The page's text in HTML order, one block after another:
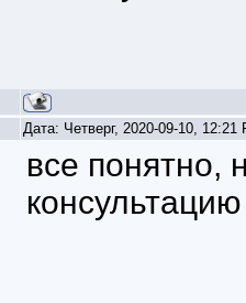
Дата: Четверг, 2020-09-10,
все понятно,
консультацию